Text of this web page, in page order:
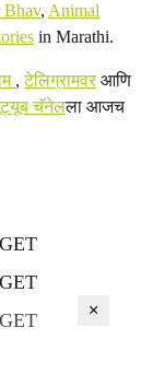
Bhav, Animal
in Marathi.
,टेलिग्रामवरआणि
चॅनेलला आजच
×